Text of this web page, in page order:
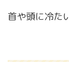
首や頭に冷た